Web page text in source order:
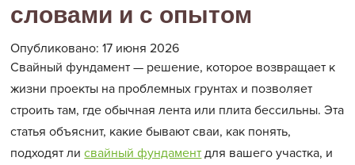
словами и с опытом
Опубликовано: 17 июня 2026
Свайный фундамент — решение, которое возвращает к
жизни проекты на проблемных грунтах и позволяет
строить там, где обычная лента или плита бессильны. Эта
статья объяснит, какие бывают сваи, как понять,
подходят лисвайный фундамент для вашего участка, и